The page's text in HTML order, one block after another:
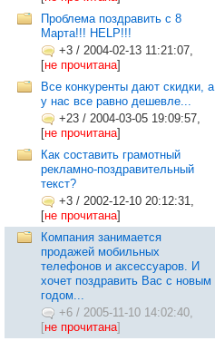
Проблема поздравить с 8
Марта!!! HELP!!!
+3 / 2004-02-13 11:21:07,
[не прочитана]
Все конкуренты дают скидки, а
у нас все равно дешевле...
+23 / 2004-03-05 19:09:57,
[не прочитана]
Как составить грамотный
рекламно-поздравительный
текст?
+3 / 2002-12-10 20:12:31,
[не прочитана]
Компания занимается
продажей мобильных
телефонов и аксессуаров. И
хочет поздравить Вас с новым
годом...
+6 / 2005-11-10 14:02:40,
[не прочитана]